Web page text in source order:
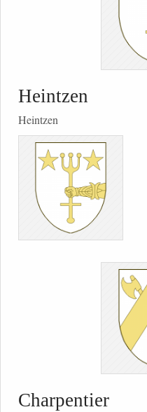
Heintzen
Heintzen
Charpentier